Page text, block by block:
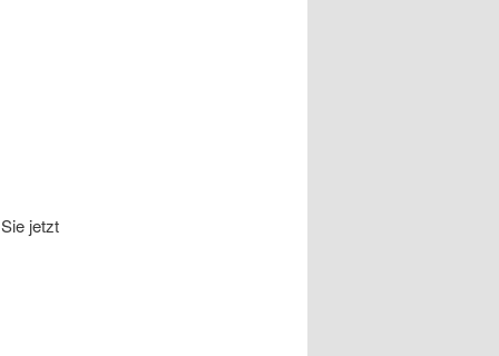
jetzt